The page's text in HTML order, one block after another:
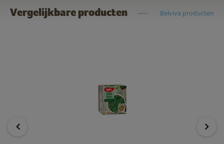
Vergelijkbare producten Belviva producten